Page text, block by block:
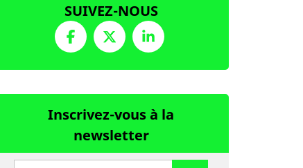
SUIVEZ-NOUS
Inscrivez-vous à la
newsletter